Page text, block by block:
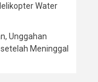
Water
Unggahan
Meninggal